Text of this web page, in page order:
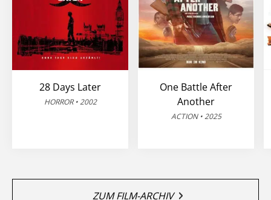
28 Days Later
HORROR • 2002
One Battle After
Another
ACTION • 2025
ZUM FILM-ARCHIV